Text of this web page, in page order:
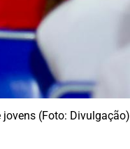
(Foto: Divulgação)